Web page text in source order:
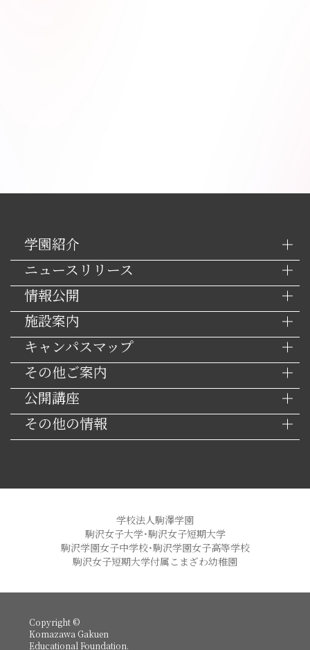
学園紹介
ニュースリリース
情報公開
施設案内
キャンパスマップ
その他ご案内
公開講座
その他の情報
学校法人駒澤学園
駒沢女子大学・駒沢女子短期大学
駒沢学園女子中学校・駒沢学園女子高等学校
駒沢女子短期大学付属こまざわ幼稚園
Copyright ©
Komazawa Gakuen
Educational Foundation.